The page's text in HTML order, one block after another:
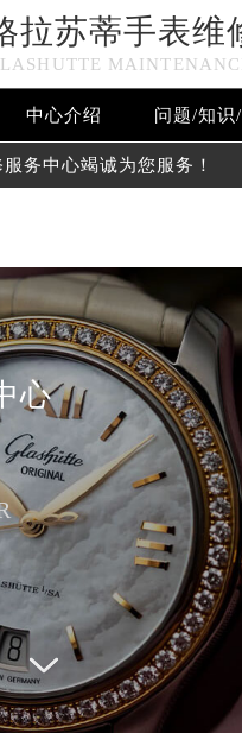
two/
two/
拉苏蒂手表维
中心介绍 问题/知识
务中心竭诚为您服务！
心